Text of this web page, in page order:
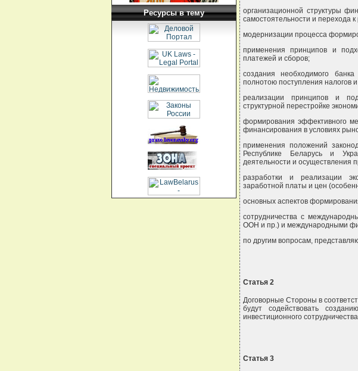
Ресурсы в тему
организационной структуры
самостоятельности и перехода
модернизации процесса
применения принципов и
платежей и сборов;
создания необходимого
полнотою поступления налогов
реализации принципов и
структурной перестройке
формирования эффективного
финансирования в условиях
применения положений
Республике Беларусь и
деятельности и осуществления
разработки и реализации
заработной платы и цен
основных аспектов
сотрудничества с
ООН и пр.) и международными
по другим вопросам,
Статья 2
Договорные Стороны в
будут содействовать
инвестиционного
Статья 3